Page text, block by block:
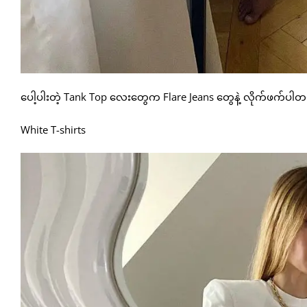
ပေါ့ပါးတဲ့ Tank Top လေးတွေက Flare Jeans တွေနဲ့ လိုက်ဖက်ပါ
White T-shirts